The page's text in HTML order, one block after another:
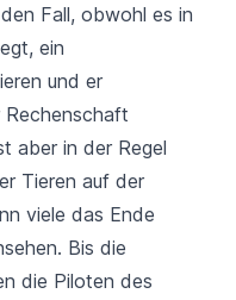
Fall, obwohl es in
ein
und er
aber in der Regel
Tieren auf der
viele das Ende
Bis die
die Piloten des